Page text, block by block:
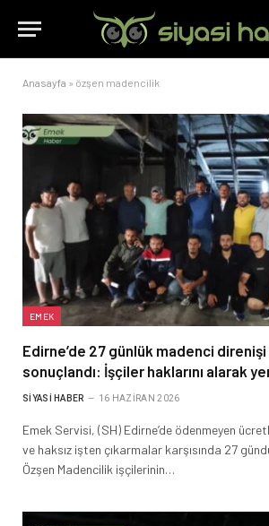
Anasayfa » özşen madencilik
EMEK
Edirne’de 27 günlük madenci
sonuçlandı: İşçiler haklarını alarak
SIYASI HABER 16 HAZIRAN 2026
Emek Servisi, (SH) Edirne’de ödenmeyen
ve haksız işten çıkarmalar karşısında 27
Özşen Madencilik işçilerinin…